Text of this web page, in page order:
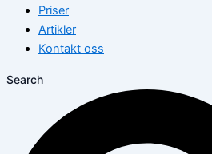
Priser
Artikler
Kontakt oss
Search